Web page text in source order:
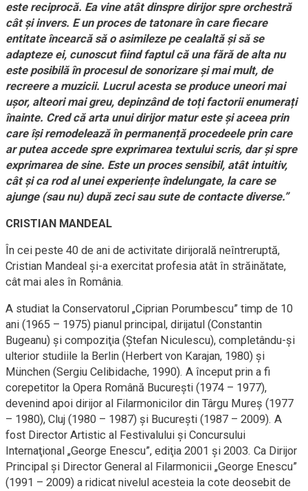
este reciprocă. Ea vine atât dinspre dirijor spre orchestră
cât și invers. E un proces de tatonare în care fiecare
entitate încearcă să o asimileze pe cealaltă și să se
adapteze ei, cunoscut fiind faptul că una fără de alta nu
este posibilă în procesul de sonorizare și mai mult, de
recreere a muzicii. Lucrul acesta se produce uneori mai
ușor, alteori mai greu, depinzând de toți factorii enumerați
înainte. Cred că arta unui dirijor matur este și aceea prin
care își remodelează în permanență procedeele prin care
ar putea accede spre exprimarea textului scris, dar și spre
exprimarea de sine. Este un proces sensibil, atât intuitiv,
cât și ca rod al unei experiențe îndelungate, la care se
ajunge (sau nu) după zeci sau sute de contacte diverse.”
CRISTIAN MANDEAL
În cei peste 40 de ani de activitate dirijorală neîntreruptă,
Cristian Mandeal şi-a exercitat profesia atât în străinătate,
cât mai ales în România.
A studiat la Conservatorul „Ciprian Porumbescu” timp de 10
ani (1965 – 1975) pianul principal, dirijatul (Constantin
Bugeanu) şi compoziţia (Ştefan Niculescu), completându-şi
ulterior studiile la Berlin (Herbert von Karajan, 1980) şi
München (Sergiu Celibidache, 1990). A început prin a fi
corepetitor la Opera Română Bucureşti (1974 – 1977),
devenind apoi dirijor al Filarmonicilor din Târgu Mureş (1977
– 1980), Cluj (1980 – 1987) şi Bucureşti (1987 – 2009). A
fost Director Artistic al Festivalului şi Concursului
Internaţional „George Enescu”, ediţia 2001 şi 2003. Ca Dirijor
Principal şi Director General al Filarmonicii „George Enescu”
(1991 – 2009) a ridicat nivelul acesteia la cote deosebit de